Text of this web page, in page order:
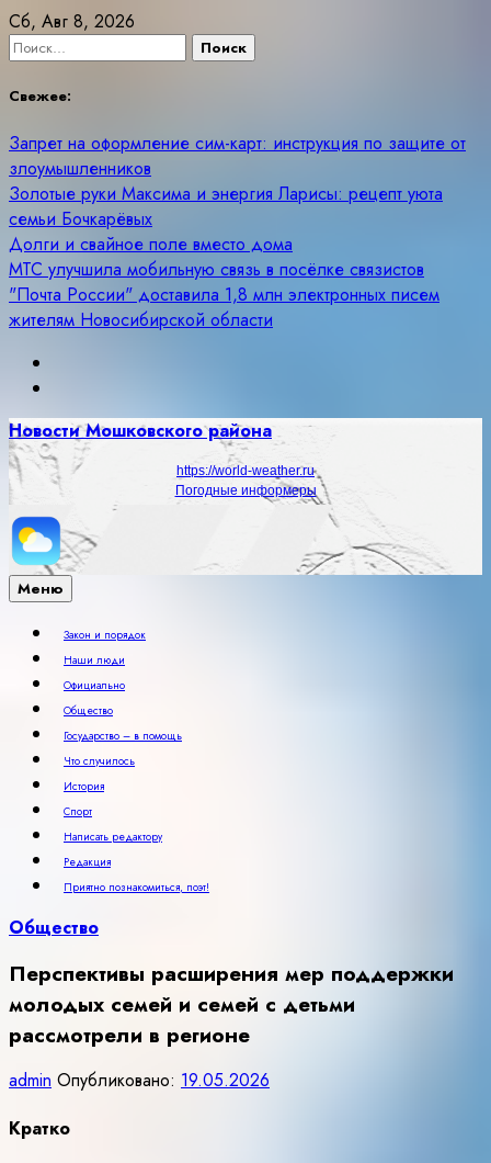
Skip
to
Сб, Авг 8, 2026
Найти:
Свежее:
Запрет на оформление сим-карт: инструкция по защите от
злоумышленников
Золотые руки Максима и энергия Ларисы: рецепт уюта
семьи Бочкарёвых
Долги и свайное поле вместо дома
МТС улучшила мобильную связь в посёлке связистов
"Почта России" доставила 1,8 млн электронных писем
жителям Новосибирской области
Новости Мошковского района
https://world-weather.ru
Погодные информеры
Меню
Закон и порядок
Наши люди
Официально
Общество
Государство – в помощь
Что случилось
История
Спорт
Написать редактору
Редакция
Приятно познакомиться, поэт!
Общество
Перспективы расширения мер поддержки
молодых семей и семей с детьми
рассмотрели в регионе
admin Опубликовано: 19.05.2026
Кратко